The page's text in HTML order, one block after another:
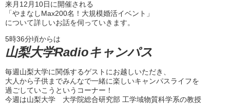
来月12月10日に開催される
「やまなしMax200名！大規模婚活イベント」
について詳しいお話を伺っていきます。
5時36分頃からは
山梨大学Radioキャンパス
毎週山梨大学に関係するゲストにお越しいただき、
大人から子供までみんなで一緒に楽しいキャンパスライフを
過ごしていこうというコーナー！
今週は山梨大学 大学院総合研究部 工学域物質科学系の教授